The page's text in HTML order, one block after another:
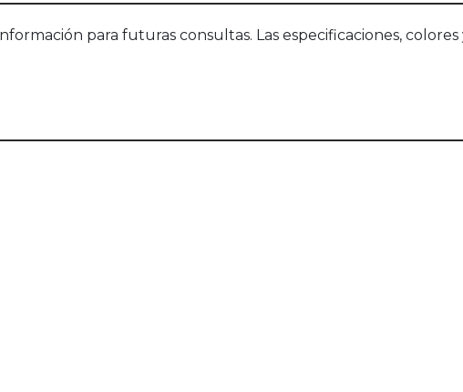
para futuras consultas. Las especificaciones,